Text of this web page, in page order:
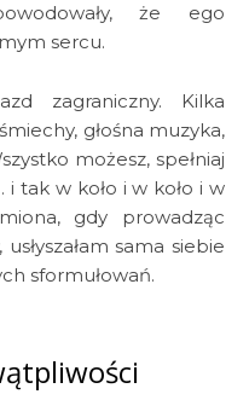
że ego
sercu.
zagraniczny. Kilka
głośna muzyka,
możesz, spełniaj
tak w koło i w koło i w
gdy prowadząc
sama siebie
sformułowań.